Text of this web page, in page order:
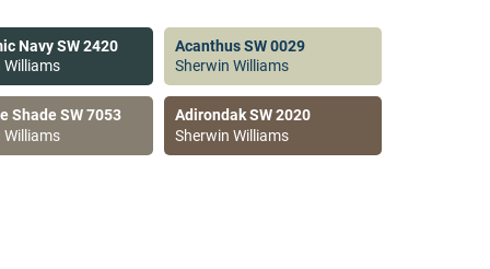
Navy SW 2420
Williams
Acanthus SW 0029
Sherwin Williams
Shade SW 7053
Williams
Adirondak SW 2020
Sherwin Williams